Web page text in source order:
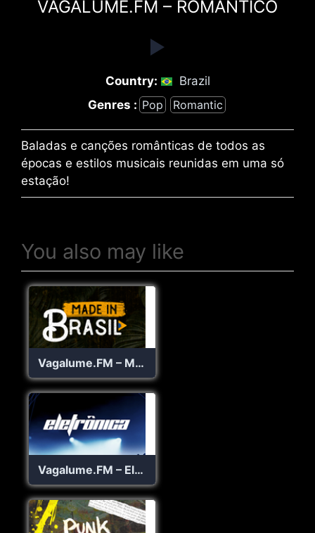
VAGALUME.FM – ROMÂNTICO
Country:
Brazil
Genres : Pop Romantic
Baladas e canções românticas de todos as
épocas e estilos musicais reunidas em uma só
estação!
You also may like
Vagalume.FM – Made In Brasil
Vagalume.FM – Eletrônica